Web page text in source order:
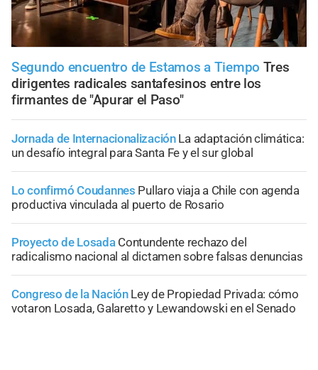
Segundo encuentro de Estamos a Tiempo Tres
dirigentes radicales santafesinos entre los
firmantes de "Apurar el Paso"
Jornada de Internacionalización La adaptación climática:
un desafío integral para Santa Fe y el sur global
Lo confirmó Coudannes Pullaro viaja a Chile con agenda
productiva vinculada al puerto de Rosario
Proyecto de Losada Contundente rechazo del
radicalismo nacional al dictamen sobre falsas denuncias
Congreso de la Nación Ley de Propiedad Privada: cómo
votaron Losada, Galaretto y Lewandowski en el Senado